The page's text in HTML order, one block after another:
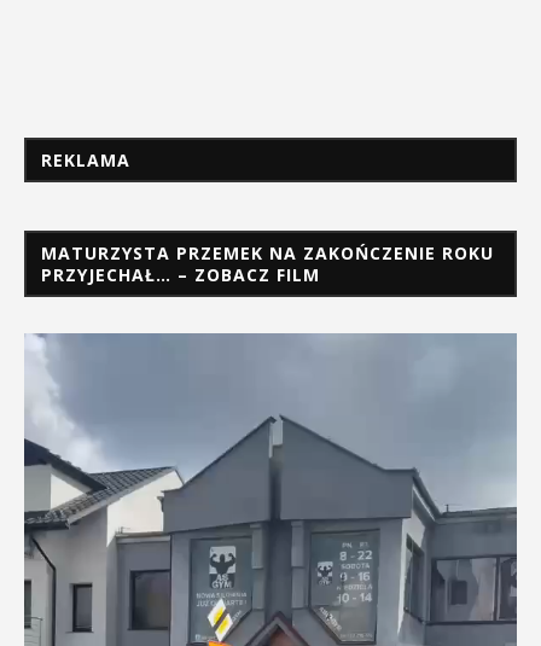
REKLAMA
MATURZYSTA PRZEMEK NA ZAKOŃCZENIE ROKU
PRZYJECHAŁ… – ZOBACZ FILM
Odtwarzacz